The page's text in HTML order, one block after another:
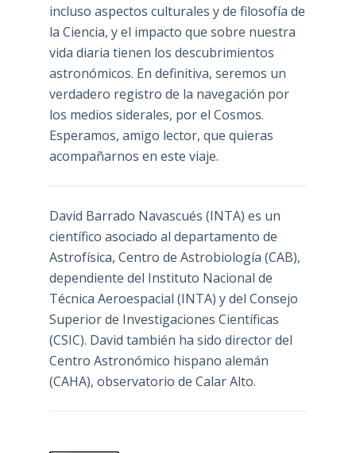
incluso aspectos culturales y de filosofía de
la Ciencia, y el impacto que sobre nuestra
vida diaria tienen los descubrimientos
astronómicos. En definitiva, seremos un
verdadero registro de la navegación por
los medios siderales, por el Cosmos.
Esperamos, amigo lector, que quieras
acompañarnos en este viaje.
David Barrado Navascués (INTA) es un
científico asociado al departamento de
Astrofísica, Centro de Astrobiología (CAB),
dependiente del Instituto Nacional de
Técnica Aeroespacial (INTA) y del Consejo
Superior de Investigaciones Científicas
(CSIC). David también ha sido director del
Centro Astronómico hispano alemán
(CAHA), observatorio de Calar Alto.